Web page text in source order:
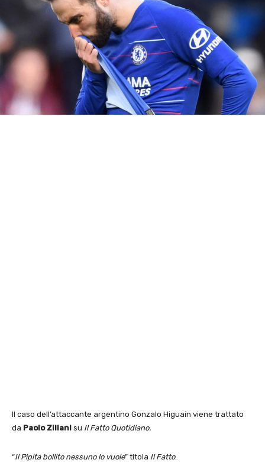
Il caso dell’attaccante argentino Gonzalo Higuain viene trattato
da Paolo Ziliani su Il Fatto Quotidiano.
“Il Pipita bollito nessuno lo vuole” titola Il Fatto.